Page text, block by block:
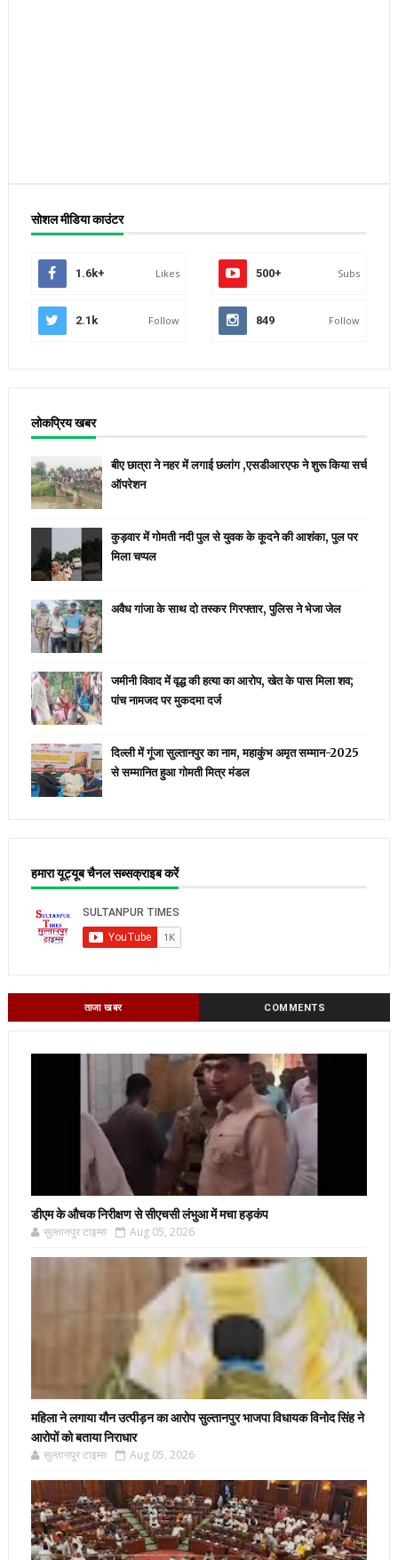
सोशल मीडिया काउंटर
1.6k+ Likes 500+ Subs
2.1k Follow 849 Follow
लोकप्रिय खबर
बीए छात्रा ने नहर में लगाई छलांग ,एसडीआरएफ ने शुरू किया सर्च
ऑपरेशन
कुड़वार में गोमती नदी पुल से युवक के कूदने की आशंका, पुल पर
मिला चप्पल
अवैध गांजा के साथ दो तस्कर गिरफ्तार, पुलिस ने भेजा जेल
जमीनी विवाद में वृद्ध की हत्या का आरोप, खेत के पास मिला शव;
पांच नामजद पर मुकदमा दर्ज
दिल्ली में गूंजा सुल्तानपुर का नाम, महाकुंभ अमृत सम्मान-2025
से सम्मानित हुआ गोमती मित्र मंडल
हमारा यूट्यूब चैनल सब्सक्राइब करें
ताजा खबर COMMENTS
डीएम के औचक निरीक्षण से सीएचसी लंभुआ में मचा हड़कंप
सुल्तानपुर टाइम्स Aug 05, 2026
महिला ने लगाया यौन उत्पीड़न का आरोप सुल्तानपुर भाजपा विधायक विनोद सिंह ने
आरोपों को बताया निराधार
सुल्तानपुर टाइम्स Aug 05, 2026